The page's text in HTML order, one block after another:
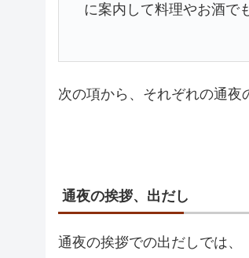
に案内して料理やお酒で
次の項から、それぞれの通夜
通夜の挨拶、出だし
通夜の挨拶での出だしでは、